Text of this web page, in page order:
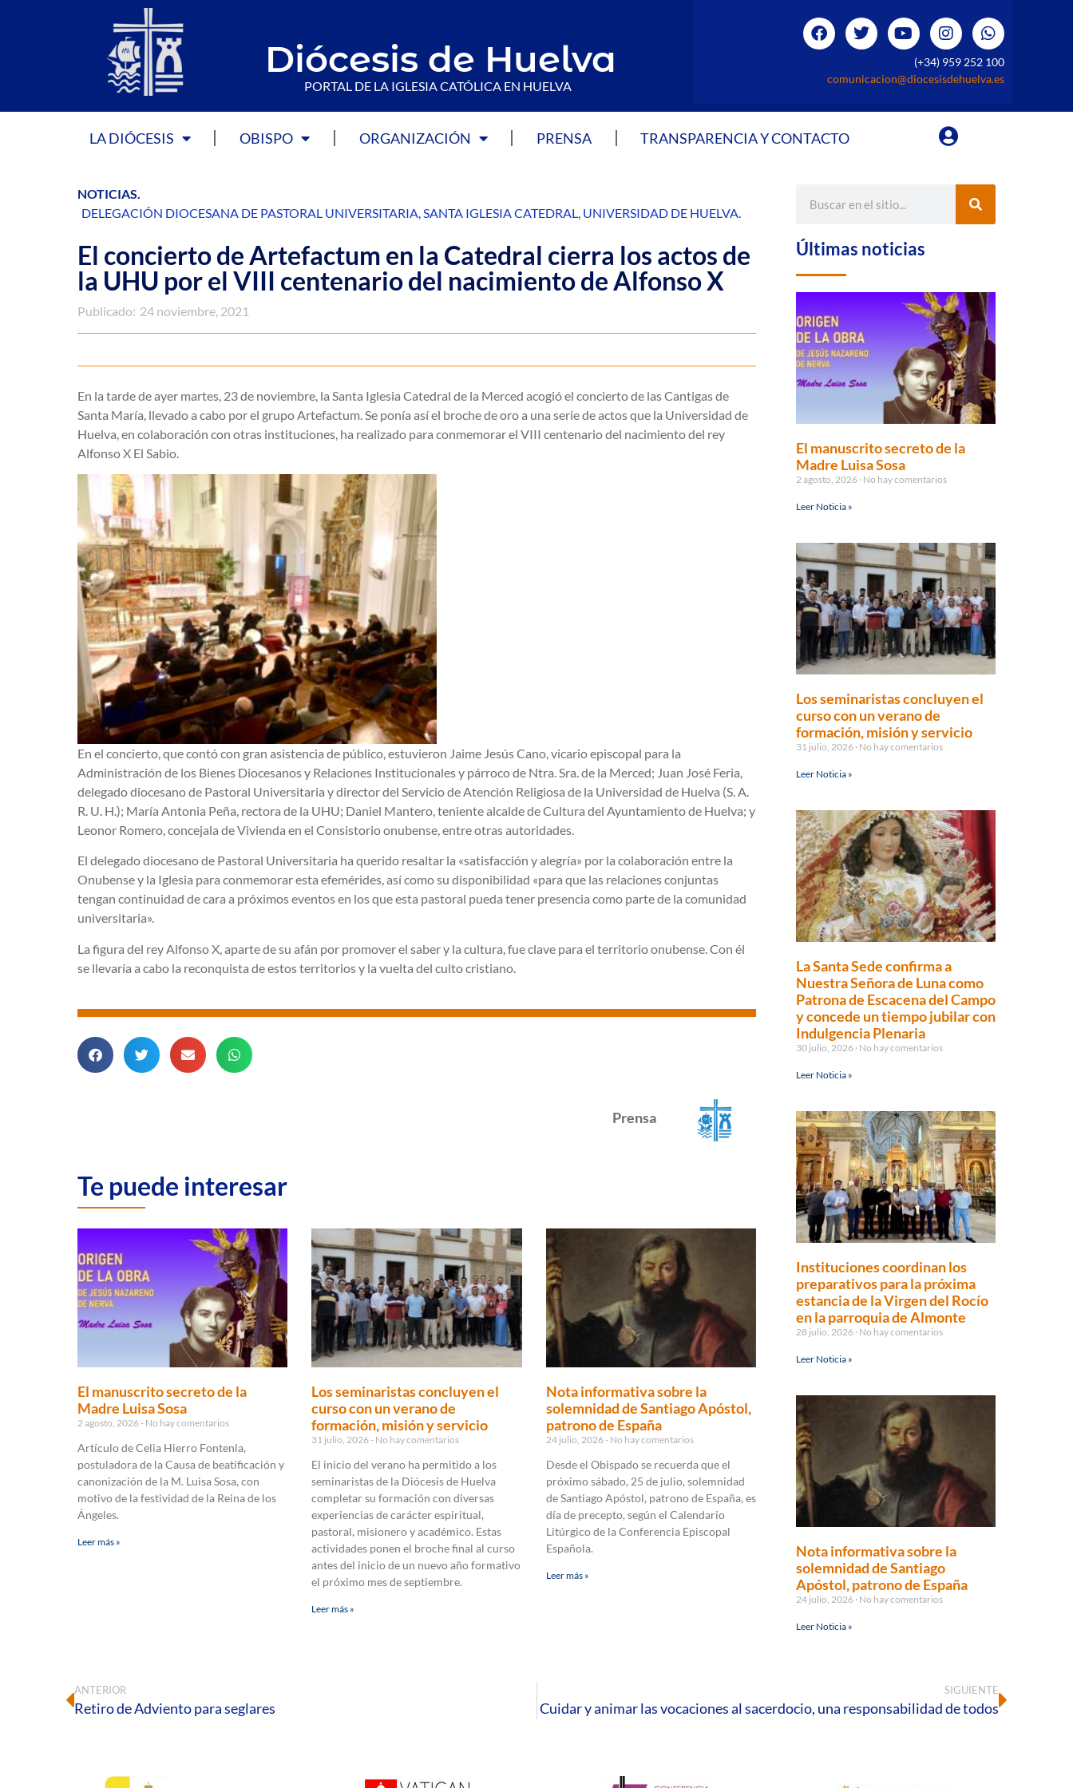
Diócesis de Huelva
PORTAL DE LA IGLESIA CATÓLICA EN HUELVA
(+34) 959 252 100
comunicacion@diocesisdehuelva.es
LA DIÓCESIS OBISPO ORGANIZACIÓN PRENSA TRANSPARENCIA Y CONTACTO
NOTICIAS.
DELEGACIÓN DIOCESANA DE PASTORAL UNIVERSITARIA,SANTA IGLESIA CATEDRAL, UNIVERSIDAD DE HUELVA.
El concierto de Artefactum en la Catedral cierra los actos de
la UHU por el VIII centenario del nacimiento de Alfonso X
Publicado: 24 noviembre, 2021
En la tarde de ayer martes, 23 de noviembre, la Santa Iglesia Catedral de la Merced acogió el concierto de las Cantigas de
Santa María, llevado a cabo por el grupo Artefactum. Se ponía así el broche de oro a una serie de actos que la Universidad de
Huelva, en colaboración con otras instituciones, ha realizado para conmemorar el VIII centenario del nacimiento del rey
Alfonso X El Sabio.
En el concierto, que contó con gran asistencia de público, estuvieron Jaime Jesús Cano, vicario episcopal para la
Administración de los Bienes Diocesanos y Relaciones Institucionales y párroco de Ntra. Sra. de la Merced; Juan José Feria,
delegado diocesano de Pastoral Universitaria y director del Servicio de Atención Religiosa de la Universidad de Huelva (S. A.
R. U. H.); María Antonia Peña, rectora de la UHU; Daniel Mantero, teniente alcalde de Cultura del Ayuntamiento de Huelva; y
Leonor Romero, concejala de Vivienda en el Consistorio onubense, entre otras autoridades.
El delegado diocesano de Pastoral Universitaria ha querido resaltar la «satisfacción y alegría» por la colaboración entre la
Onubense y la Iglesia para conmemorar esta efemérides, así como su disponibilidad «para que las relaciones conjuntas
tengan continuidad de cara a próximos eventos en los que esta pastoral pueda tener presencia como parte de la comunidad
universitaria».
La figura del rey Alfonso X, aparte de su afán por promover el saber y la cultura, fue clave para el territorio onubense. Con él
se llevaría a cabo la reconquista de estos territorios y la vuelta del culto cristiano.
Prensa
Te puede interesar
El manuscrito secreto de la
Madre Luisa Sosa
2 agosto, 2026 No hay comentarios
Artículo de Celia Hierro Fontenla,
postuladora de la Causa de beatificación y
canonización de la M. Luisa Sosa, con
motivo de la festividad de la Reina de los
Ángeles.
Leer más »
Los seminaristas concluyen el
curso con un verano de
formación, misión y servicio
31 julio, 2026 No hay comentarios
El inicio del verano ha permitido a los
seminaristas de la Diócesis de Huelva
completar su formación con diversas
experiencias de carácter espiritual,
pastoral, misionero y académico. Estas
actividades ponen el broche final al curso
antes del inicio de un nuevo año formativo
el próximo mes de septiembre.
Leer más »
Nota informativa sobre la
solemnidad de Santiago Apóstol,
patrono de España
24 julio, 2026 No hay comentarios
Desde el Obispado se recuerda que el
próximo sábado, 25 de julio, solemnidad
de Santiago Apóstol, patrono de España, es
día de precepto, según el Calendario
Litúrgico de la Conferencia Episcopal
Española.
Leer más »
Últimas noticias
El manuscrito secreto de la
Madre Luisa Sosa
2 agosto, 2026 No hay comentarios
Leer Noticia »
Los seminaristas concluyen el
curso con un verano de
formación, misión y servicio
31 julio, 2026 No hay comentarios
Leer Noticia »
La Santa Sede confirma a
Nuestra Señora de Luna como
Patrona de Escacena del Campo
y concede un tiempo jubilar con
Indulgencia Plenaria
30 julio, 2026 No hay comentarios
Leer Noticia »
Instituciones coordinan los
preparativos para la próxima
estancia de la Virgen del Rocío
en la parroquia de Almonte
28 julio, 2026 No hay comentarios
Leer Noticia »
Nota informativa sobre la
solemnidad de Santiago
Apóstol, patrono de España
24 julio, 2026 No hay comentarios
Leer Noticia »
ANTERIOR
Retiro de Adviento para seglares
SIGUIENTE
Cuidar y animar las vocaciones al sacerdocio, una responsabilidad de todos